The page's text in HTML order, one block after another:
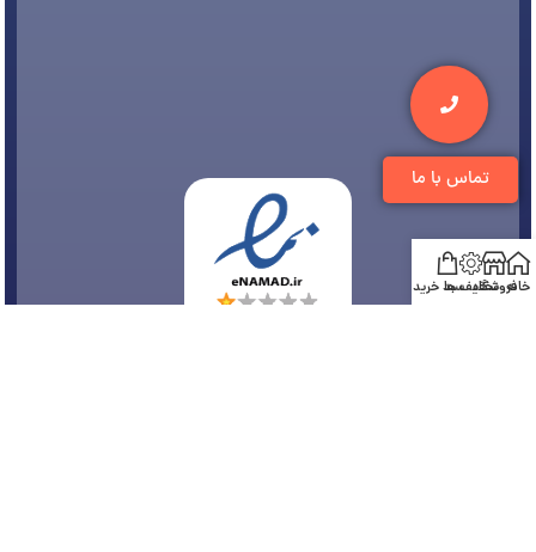
تماس با ما
خانهفروشگاه
تخفیف هاسبد خرید